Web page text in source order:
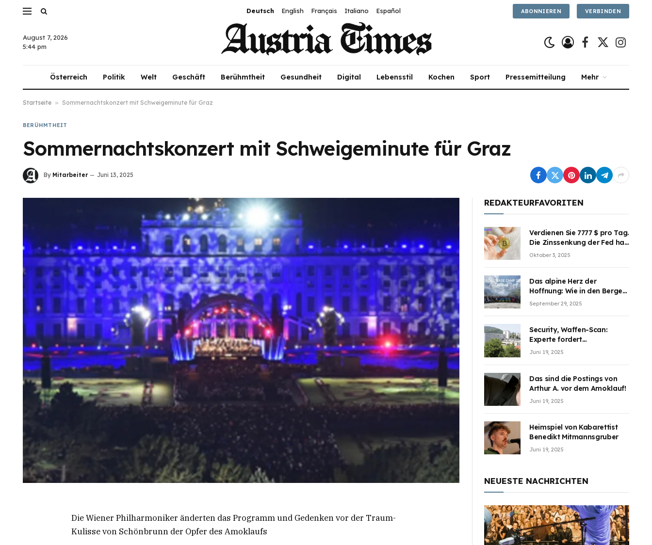
Deutsch English Français Italiano Español ABONNIEREN VERBINDEN
August 7, 2026
5:44 pm
Facebook
X
Österreich Politik Welt Geschäft Berühmtheit Gesundheit Digital Lebensstil Kochen Sport Pressemitteilung Mehr
Startseite » Sommernachtskonzert mit Schweigeminute für Graz
BERÜHMTHEIT
Sommernachtskonzert mit Schweigeminute für Graz
By Mitarbeiter Juni 13, 2025
Die Wiener Philharmoniker änderten das Programm und Gedenken vor der Traum-
Kulisse von Schönbrunn der Opfer des Amoklaufs
REDAKTEURFAVORITEN
Verdienen Sie 7777 $ pro Tag.
Die Zinssenkung der Fed hat
die Aufmerksamkeit des
teilzuhaben
Oktober 3, 2025
Das alpine Herz der
Hoffnung: Wie in den Bergen
Österreichs die unsichtbaren
September 29, 2025
Security, Waffen-Scan:
Experte fordert
Sicherheitsdiskussion an
Juni 19, 2025
Das sind die Postings von
Arthur A. vor dem Amoklauf!
Juni 19, 2025
Heimspiel von Kabarettist
Benedikt Mitmannsgruber
Juni 19, 2025
NEUESTE NACHRICHTEN